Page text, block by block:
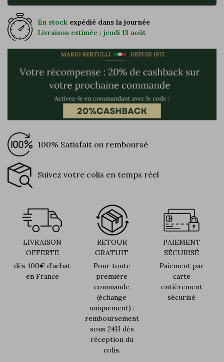
En stock expédié dans la journée
Livraison estimée : jeudi 13 août
100% Satisfait ou remboursé
Suivez votre colis en temps réel
LIVRAISON
OFFERTE
dès 100€ d’achat
en France
RETOUR
GRATUIT
Pour toute
première
commande
(échange
uniquement) :
remboursement
sous 24H dès
réception du
colis.
PAIEMENT
SÉCURISÉ
Paiement par
carte
entièrement
sécurisé